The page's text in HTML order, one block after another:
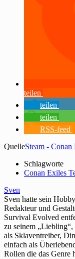
teilen
teilen
teilen
RSS-feed
QuelleSteam - Conan
Schlagworte
Conan Exiles
Sven
Sven hatte sein
Redakteur und
Survival Evolved
zu seinem
als Sklaventreiber,
einfach als
Rollen die das Genre